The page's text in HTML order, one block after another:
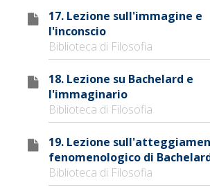
17. Lezione sull'immagine e
l'inconscio
Biblioteca di Filosofia
18. Lezione su Bachelard e
l'immaginario
Biblioteca di Filosofia
19. Lezione
fenomenologico di
Biblioteca di Filosofia